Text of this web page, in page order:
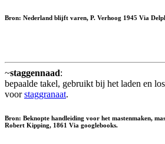
Bron: Nederland blijft varen, P. Verhoog 1945 Via
~staggennaad:
bepaalde takel, gebruikt bij het laden en
voorstaggranaat.
Bron: Beknopte handleiding voor het mastenmaken,
Robert Kipping, 1861 Via googlebooks.